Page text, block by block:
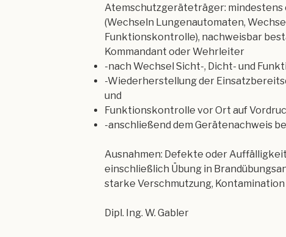
Atemschutzgeräteträger:
(Wechseln Lungenautomaten,
Funktionskontrolle), nachweisbar
Kommandant oder Wehrleiter
-nach Wechsel Sicht-, Dicht- und
-Wiederherstellung der
und
Funktionskontrolle vor Ort auf
-anschließend dem Gerätenachweis
Ausnahmen: Defekte oder
einschließlich Übung in
starke Verschmutzung,
Dipl. Ing. W. Gabler